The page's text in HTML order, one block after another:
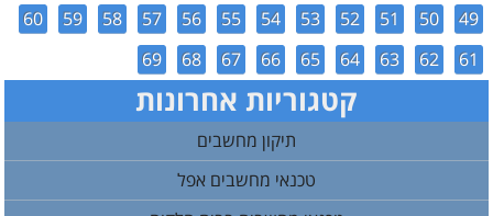
49
50
51
52
53
54
55
56
57
58
59
60
61
62
63
64
65
66
67
68
69
קטגוריות אחרונות
תיקון מחשבים
טכנאי מחשבים אפל